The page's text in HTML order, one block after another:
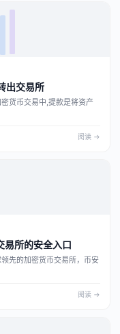
出交易所
货币交易中,提款是将资产
阅读 →
易所的安全入口
先的加密货币交易所，币安
阅读 →